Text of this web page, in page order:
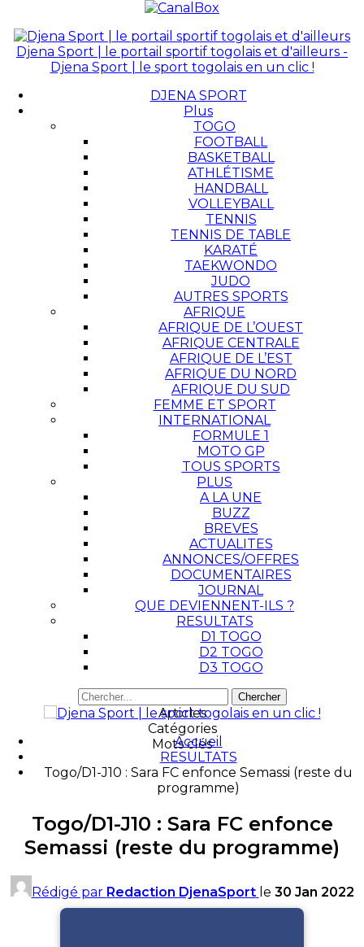
Djena Sport | le portail sportif togolais et d'ailleurs -
Djena Sport | le sport togolais en un clic !
DJENA SPORT
Plus
TOGO
FOOTBALL
BASKETBALL
ATHLÉTISME
HANDBALL
VOLLEYBALL
TENNIS
TENNIS DE TABLE
KARATÉ
TAEKWONDO
JUDO
AUTRES SPORTS
AFRIQUE
AFRIQUE DE L’OUEST
AFRIQUE CENTRALE
AFRIQUE DE L’EST
AFRIQUE DU NORD
AFRIQUE DU SUD
FEMME ET SPORT
INTERNATIONAL
FORMULE 1
MOTO GP
TOUS SPORTS
PLUS
A LA UNE
BUZZ
BREVES
ACTUALITES
ANNONCES/OFFRES
DOCUMENTAIRES
JOURNAL
QUE DEVIENNENT-ILS ?
RESULTATS
D1 TOGO
D2 TOGO
D3 TOGO
Articles
Catégories
Mots clés
Accueil
RESULTATS
Togo/D1-J10 : Sara FC enfonce Semassi (reste du
programme)
Togo/D1-J10 : Sara FC enfonce
Semassi (reste du programme)
Rédigé par Redaction DjenaSport le 30 Jan 2022